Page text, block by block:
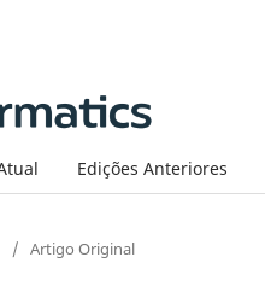
Edições Anteriores
/ Artigo Original